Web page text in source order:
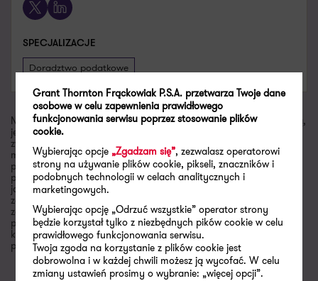
SPECJALIZACJE
Doradztwo podatkowe
Niniejsza publikacja została sporządzona z najwyższą starannością,
jednak niektóre informacje zostały podane w formie skróconej. W
związku z tym artykuły i komentarze zawarte w „Newsletterze”
mają charakter poglądowy, a zawarte w nich informacje nie
powinny zastąpić szczegółowej analizy zagadnienia. Wobec
powyższego Grant Thornton nie ponosi odpowiedzialności za
jakiekolwiek straty powstałe w wyniku czynności podjętych lub
zaniechanych na podstawie niniejszej publikacji. Jeżeli są Państwo
zainteresowani dokładniejszym omówieniem niektórych kwestii
poruszonych w bieżącym numerze „Newslettera”, zachęcamy do
kontaktu i nawiązania współpracy. Wszelkie uwagi i sugestie
prosimy kierować na adres jacek.kowalczyk@pl.gt.com.
Grant Thornton Frąckowiak P.S.A. przetwarza Twoje dane
osobowe w celu zapewnienia prawidłowego
funkcjonowania serwisu poprzez stosowanie plików
cookie.
Wybierając opcje„Zgadzam się”, zezwalasz operatorowi
strony na używanie plików cookie, pikseli, znaczników i
podobnych technologii w celach analitycznych i
marketingowych.
Wybierając opcję „Odrzuć wszystkie” operator strony
będzie korzystał tylko z niezbędnych pików cookie w celu
prawidłowego funkcjonowania serwisu.
Twoja zgoda na korzystanie z plików cookie jest
dobrowolna i w każdej chwili możesz ją wycofać. W celu
zmiany ustawień prosimy o wybranie: „więcej opcji”.